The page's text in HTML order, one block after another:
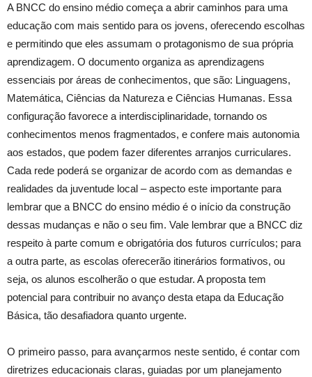
A BNCC do ensino médio começa a abrir caminhos para uma
educação com mais sentido para os jovens, oferecendo escolhas
e permitindo que eles assumam o protagonismo de sua própria
aprendizagem. O documento organiza as aprendizagens
essenciais por áreas de conhecimentos, que são: Linguagens,
Matemática, Ciências da Natureza e Ciências Humanas. Essa
configuração favorece a interdisciplinaridade, tornando os
conhecimentos menos fragmentados, e confere mais autonomia
aos estados, que podem fazer diferentes arranjos curriculares.
Cada rede poderá se organizar de acordo com as demandas e
realidades da juventude local – aspecto este importante para
lembrar que a BNCC do ensino médio é o início da construção
dessas mudanças e não o seu fim. Vale lembrar que a BNCC diz
respeito à parte comum e obrigatória dos futuros currículos; para
a outra parte, as escolas oferecerão itinerários formativos, ou
seja, os alunos escolherão o que estudar. A proposta tem
potencial para contribuir no avanço desta etapa da Educação
Básica, tão desafiadora quanto urgente.
O primeiro passo, para avançarmos neste sentido, é contar com
diretrizes educacionais claras, guiadas por um planejamento